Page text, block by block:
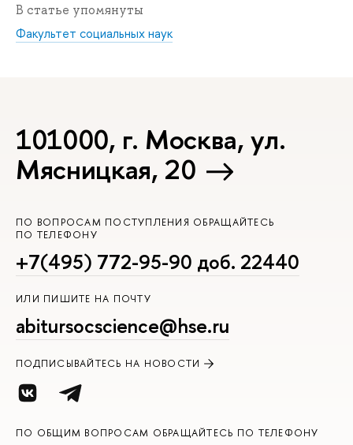
В статье упомянуты
Факультет социальных наук
101000, г. Москва, ул.
Мясницкая, 20
ПО ВОПРОСАМ ПОСТУПЛЕНИЯ ОБРАЩАЙТЕСЬ
ПО ТЕЛЕФОНУ
+7(495) 772-95-90 доб. 22440
ИЛИ ПИШИТЕ НА ПОЧТУ
abitursocscience@hse.ru
ПОДПИСЫВАЙТЕСЬ НА НОВОСТИ
ПО ОБЩИМ ВОПРОСАМ ОБРАЩАЙТЕСЬ ПО ТЕЛЕФОНУ